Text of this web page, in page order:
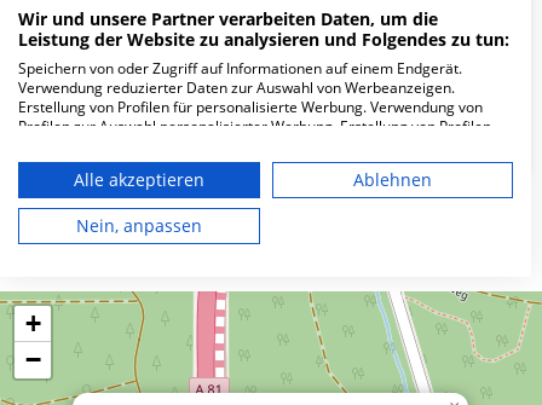
Wie ist die Telefonnummer von Dr. Kolepke
und Kollegen MVZ GmbH?
Karte
+
−
Wir und unsere Partner verarbeiten Daten, um die
Leistung der Website zu analysieren und Folgendes zu tun:
Speichern von oder Zugriff auf Informationen auf einem Endgerät.
Verwendung reduzierter Daten zur Auswahl von Werbeanzeigen.
Erstellung von Profilen für personalisierte Werbung. Verwendung von
Profilen zur Auswahl personalisierter Werbung. Erstellung von Profilen
personalisierter Inhalte. Messung der Werbeleistung. Messung der
Performance von Inhalten. Analyse von Zielgruppen durch Statistiken
oder Kombinationen von Daten aus verschiedenen Quellen. Entwicklung
und Verbesserung der Angebote. Verwendung reduzierter Daten zur
Auswahl von Inhalten.
Ihre Einwilligung und die cookie Richtlinie gelten ausschließlich für diese
Website/App.
Partnerliste anzeigen (1 IAB-Anbieter)
Wir nutzen Ihre Daten für folgende Zwecke:
Alle akzeptieren
Ablehnen
Nein, anpassen